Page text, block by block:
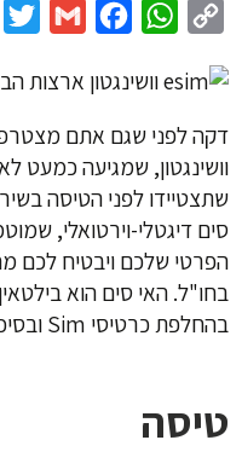
Copy
WhatsApp
Facebook
Gmail
דקה לפני שגם אתם
וושינגטון, שמגיעה כמעט
שתצטיידו לפני הטיסה
סים דיגטלי-וירטואלי,
הפרטי שלכם ויבטיח לכם
בחו"ל. האי סים הוא
בהחלפת כרטיסי Sim ובסיכון של אובדן תיעוד החוויות מהטיול.
טיסה